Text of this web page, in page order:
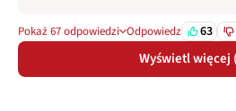
Pokaż 67 odpowiedzi Odpowiedz 63
Wyświetl więcej